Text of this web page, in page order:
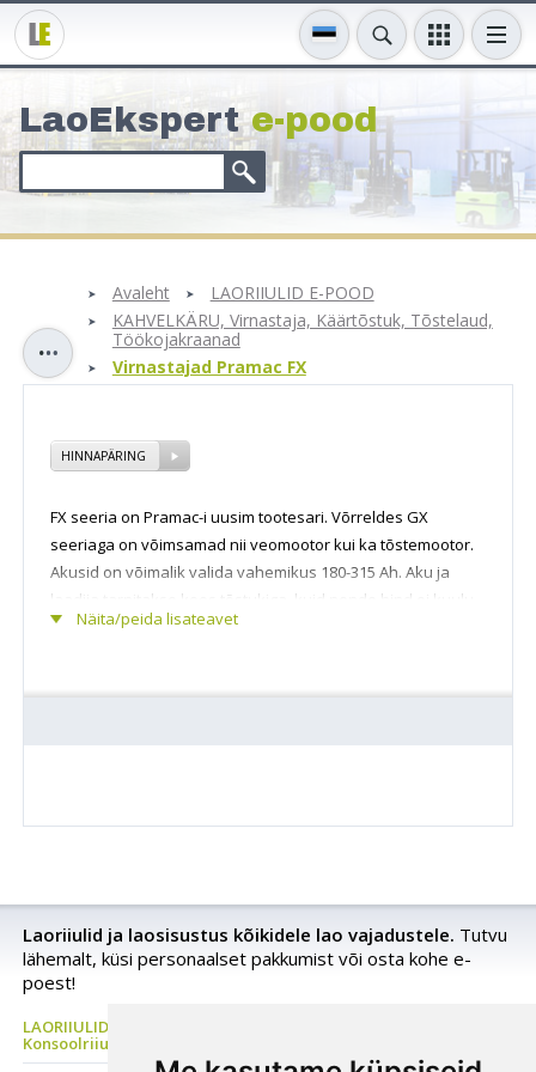
LaoEksperte-pood
Avaleht
LAORIIULID E-POOD
KAHVELKÄRU, Virnastaja, Käärtõstuk, Tõstelaud,
Töökojakraanad
Virnastajad Pramac FX
HINNAPÄRING
Näita/peida lisateavet
FX seeria on Pramac-i uusim tootesari. Võrreldes GX
seeriaga on võimsamad nii veomootor kui ka tõstemootor.
Akusid on võimalik valida vahemikus 180-315 Ah. Aku ja
laadija tarnitakse koos tõstukiga, kuid nende hind ei kuulu
masina standardvarustuse hinna sisse. Mudelil FX12/38 on
Lisavarustusena kahvlite tõstmise ja allalaskmise
Lisavarustusena operaatori seisuplatvorm.
Lisavarustusena polüuretaankattega veoratas.
Laoriiulid ja laosisustus kõikidele lao vajadustele. Tutvu
lähemalt, küsi personaalset pakkumist või osta kohe e-
poest!
LAORIIULID Metallriiul, Kaubaaluste riiul, Rehviriiul,
Konsoolriiul, Korrusladu